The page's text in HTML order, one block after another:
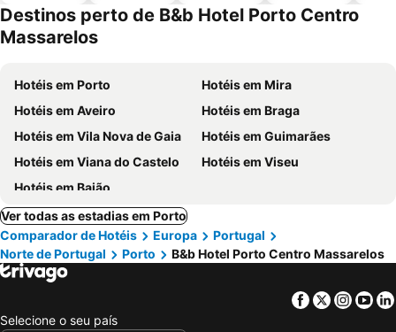
Destinos perto de B&b Hotel Porto Centro
Massarelos
Hotéis em Porto
Hotéis em Mira
Hotéis em Aveiro
Hotéis em Braga
Hotéis em Vila Nova de Gaia
Hotéis em Guimarães
Hotéis em Viana do Castelo
Hotéis em Viseu
Hotéis em Baião
Ver todas as estadias em Porto
Comparador de Hotéis
Europa
Portugal
Norte de Portugal
Porto B&b Hotel Porto Centro Massarelos
Facebook
Twitter
Selecione o seu país